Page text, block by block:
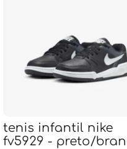
tenis infantil nike
fv5929 - preto/